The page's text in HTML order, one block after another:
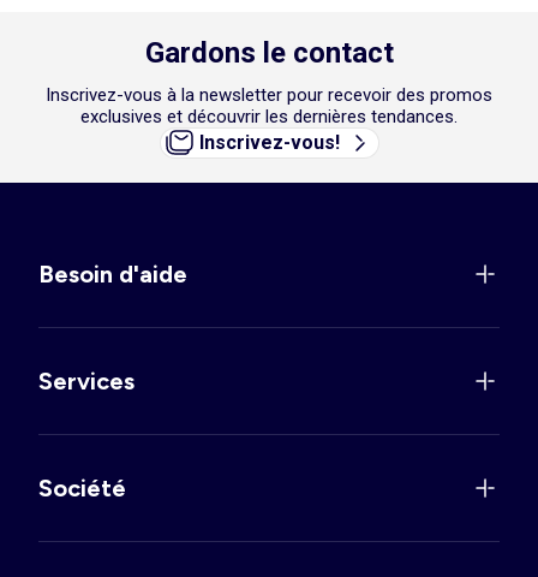
Gardons le contact
Inscrivez-vous à la newsletter pour recevoir des promos
exclusives et découvrir les dernières tendances.
Inscrivez-vous!
Besoin d'aide
Services
Société